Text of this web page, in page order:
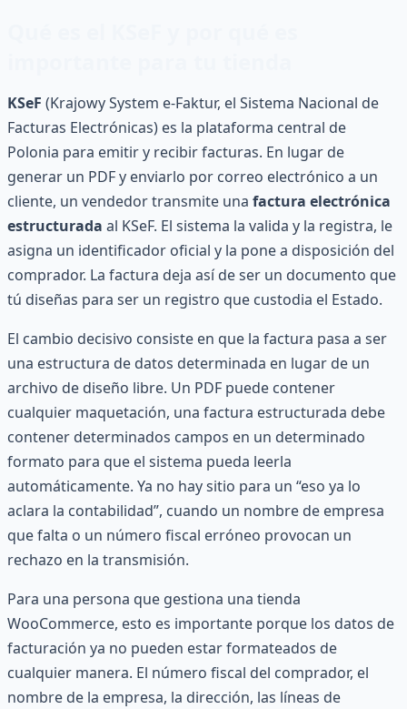
KSeF (Krajowy System e-Faktur, el Sistema Nacional de
Facturas Electrónicas) es la plataforma central de
Polonia para emitir y recibir facturas. En lugar de
generar un PDF y enviarlo por correo electrónico a un
cliente, un vendedor transmite una factura electrónica
estructurada al KSeF. El sistema la valida y la registra, le
asigna un identificador oficial y la pone a disposición del
comprador. La factura deja así de ser un documento que
tú diseñas para ser un registro que custodia el Estado.
El cambio decisivo consiste en que la factura pasa a ser
una estructura de datos determinada en lugar de un
archivo de diseño libre. Un PDF puede contener
cualquier maquetación, una factura estructurada debe
contener determinados campos en un determinado
formato para que el sistema pueda leerla
automáticamente. Ya no hay sitio para un “eso ya lo
aclara la contabilidad”, cuando un nombre de empresa
que falta o un número fiscal erróneo provocan un
rechazo en la transmisión.
Para una persona que gestiona una tienda
WooCommerce, esto es importante porque los datos de
facturación ya no pueden estar formateados de
cualquier manera. El número fiscal del comprador, el
nombre de la empresa, la dirección, las líneas de